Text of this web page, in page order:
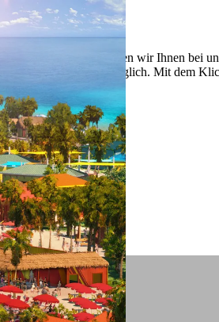
verbessern. So können wir Ihnen bei
nachträglich jederzeit möglich. Mit dem